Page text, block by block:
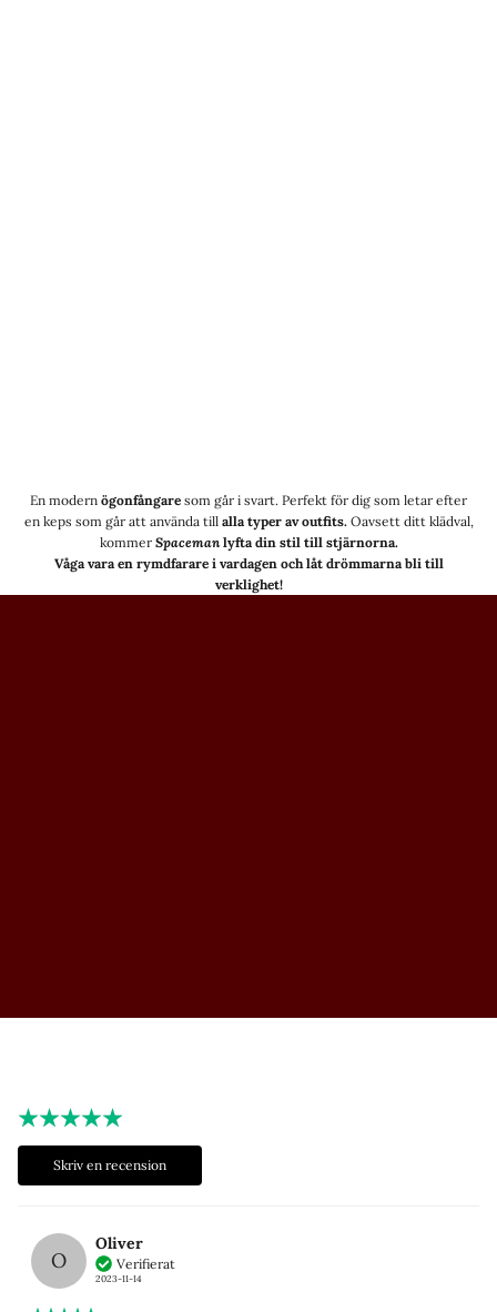
En modern ögonfångare som går i svart. Perfekt för dig som letar efter
en keps som går att använda till alla typer av outfits.Oavsett ditt klädval,
kommer Spacemanlyfta din stil till stjärnorna.
Våga vara en rymdfarare i vardagen och låt drömmarna bli till
verklighet!
Noga utvalda detaljer
Skriv en recension
O
Oliver
Verifierat
2023-11-14